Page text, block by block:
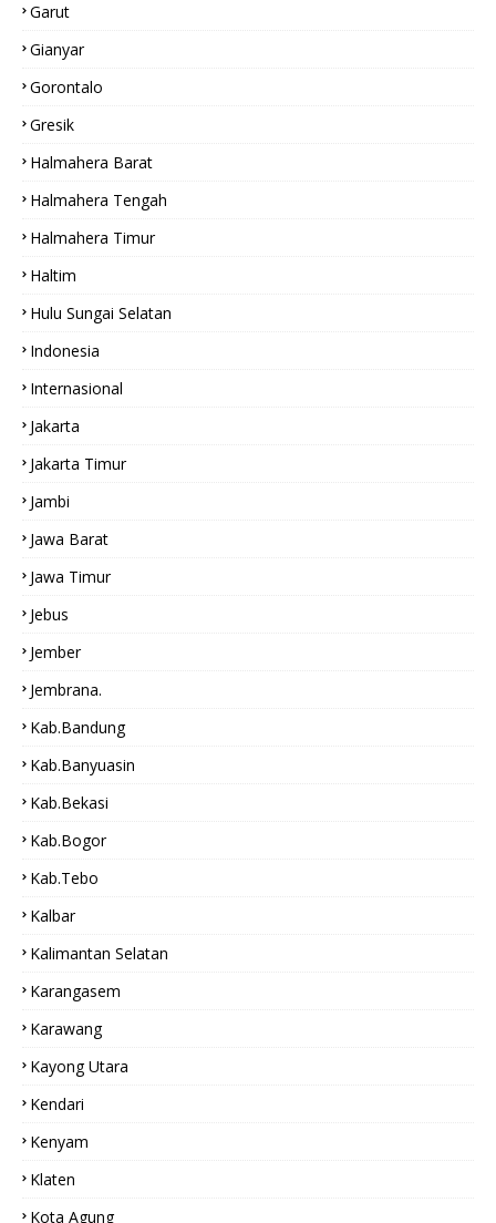
Garut
Gianyar
Gorontalo
Gresik
Halmahera Barat
Halmahera Tengah
Halmahera Timur
Haltim
Hulu Sungai Selatan
Indonesia
Internasional
Jakarta
Jakarta Timur
Jambi
Jawa Barat
Jawa Timur
Jebus
Jember
Jembrana.
Kab.bandung
Kab.Banyuasin
Kab.bekasi
Kab.Bogor
Kab.tebo
Kalbar
Kalimantan Selatan
Karangasem
Karawang
Kayong Utara
Kendari
Kenyam
Klaten
Kota Agung